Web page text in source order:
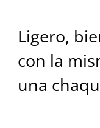
Ligero,
con la
una